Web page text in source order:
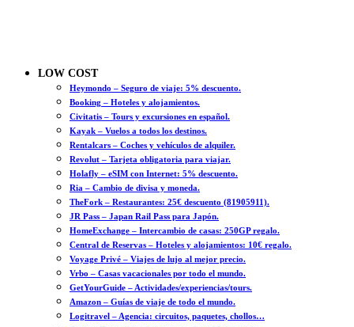
LOW COST
Heymondo – Seguro de viaje: 5% descuento.
Booking – Hoteles y alojamientos.
Civitatis – Tours y excursiones en español.
Kayak – Vuelos a todos los destinos.
Rentalcars – Coches y vehículos de alquiler.
Revolut – Tarjeta obligatoria para viajar.
Holafly – eSIM con Internet: 5% descuento.
Ria – Cambio de divisa y moneda.
TheFork – Restaurantes: 25€ descuento (81905911).
JR Pass – Japan Rail Pass para Japón.
HomeExchange – Intercambio de casas: 250GP regalo.
Central de Reservas – Hoteles y alojamientos: 10€ regalo.
Voyage Privé – Viajes de lujo al mejor precio.
Vrbo – Casas vacacionales por todo el mundo.
GetYourGuide – Actividades/experiencias/tours.
Amazon – Guías de viaje de todo el mundo.
Logitravel – Agencia: circuitos, paquetes, chollos…